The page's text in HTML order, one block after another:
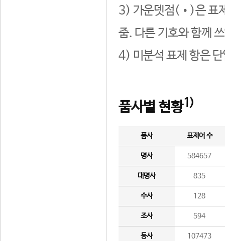
3) 가운뎃점(•)은 표
줌. 다른 기호와 함께
4) 미분석 표제 항은
품사별 현황1)
품사 표제어 수
명사 584657
대명사 835
수사 128
조사 594
동사 107473